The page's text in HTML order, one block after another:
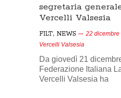
segretaria
Vercelli Valsesia
FILT, NEWS 22 dicembre
Vercelli Valsesia
Da giovedì 21
Federazione Italiana
Vercelli Valsesia ha